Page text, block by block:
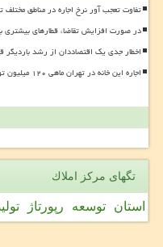
تفاوت تعجب آور نرخ اجاره در مناطق مختلف
در صورت افزایش تقاضا، قطارهای بیشتری
اخطار جدی یک اقتصاددان از رشد باردیگر
اجاره این خانه در تهران ماهی ۱۲۰ میلیون تومان است
تگهای مركز املاك
استان توسعه رپورتاژ